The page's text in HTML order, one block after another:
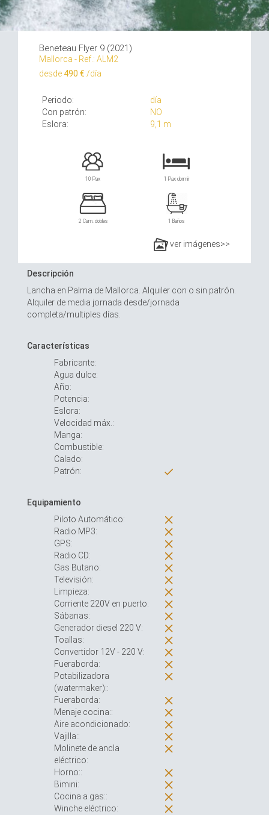
Beneteau Flyer 9 (2021)
Mallorca - Ref.: ALM2
desde 490 € /día
Periodo:
día
Con patrón:
NO
Eslora:
9,1 m
10 Pax 1 Pax dormir
2 Cam. dobles 1 Baños
ver imágenes>>
Descripción
Lancha en Palma de Mallorca. Alquiler con o sin patrón.
Alquiler de media jornada desde/jornada
completa/multiples días.
Características
Fabricante:
Agua dulce:
Año:
Potencia:
Eslora:
Velocidad máx.:
Manga:
Combustible:
Calado:
Patrón:
Equipamiento
Piloto Automático:
Radio MP3:
GPS:
Radio CD:
Gas Butano:
Televisión:
Limpieza:
Corriente 220V en puerto:
Sábanas:
Generador diesel 220 V:
Toallas:
Convertidor 12V - 220 V:
Fueraborda:
Potabilizadora
(watermaker)::
Fueraborda:
Menaje cocina::
Aire acondicionado:
Vajilla::
Molinete de ancla
eléctrico:
Horno::
Bimini:
Cocina a gas::
Winche eléctrico: